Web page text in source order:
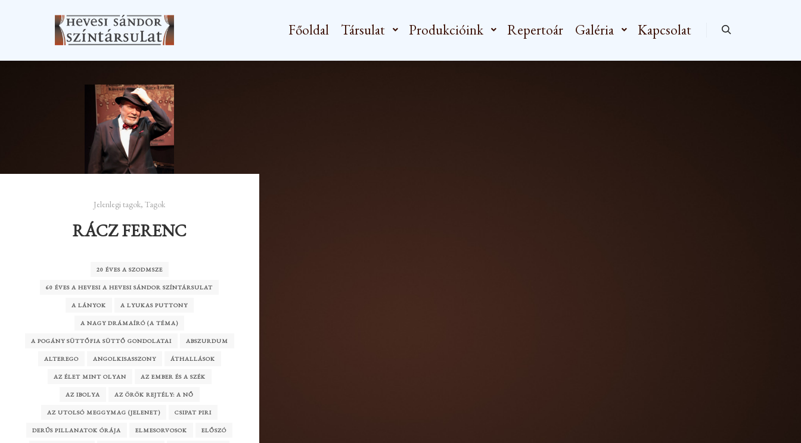
Főoldal Társulat Produkcióink Repertoár Galéria Kapcsolat
Jelenlegi tagok,Tagok
RÁCZ FERENC
20 ÉVES A SZODMSZE
60 ÉVES A HEVESI A HEVESI SÁNDOR SZÍNTÁRSULAT
A LÁNYOK A LYUKAS PUTTONY
A NAGY DRÁMAÍRÓ (A TÉMA)
A POGÁNY SÜTTŐFIA SÜTTŐ GONDOLATAI ABSZURDUM
ALTEREGO ANGOLKISASSZONY ÁTHALLÁSOK
AZ ÉLET MINT OLYAN AZ EMBER ÉS A SZÉK
AZ IBOLYA AZ ÖRÖK REJTÉLY: A NŐ
AZ UTOLSÓ MEGGYMAG (JELENET) CSIPAT PIRI
DERŰS PILLANATOK ÓRÁJA ELMESORVOSOK ELŐSZÓ